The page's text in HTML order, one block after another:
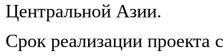
Центральной Азии.
Срок реализации проекта